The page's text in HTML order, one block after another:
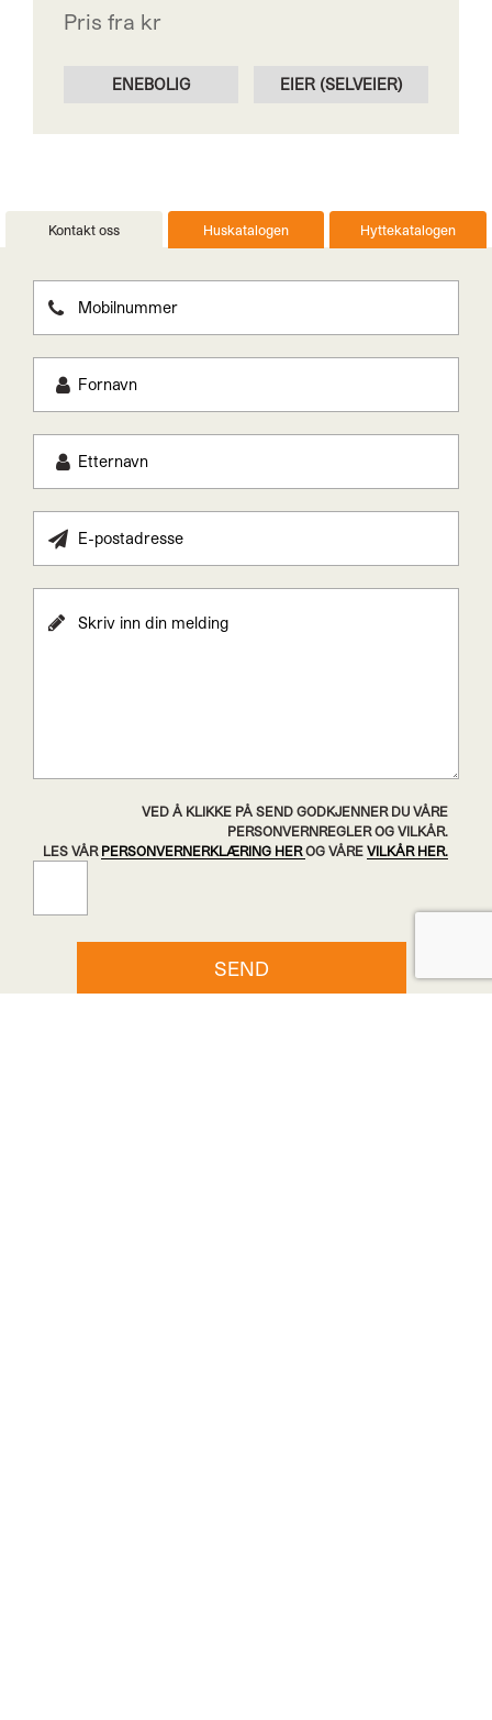
Pris fra kr
ENEBOLIG EIER (SELVEIER)
Kontakt oss Huskatalogen Hyttekatalogen
VED Å KLIKKE PÅ SEND GODKJENNER DU VÅRE
PERSONVERNREGLER OG VILKÅR.
LES VÅR PERSONVERNERKLÆRING HEROG VÅRE VILKÅR HER.